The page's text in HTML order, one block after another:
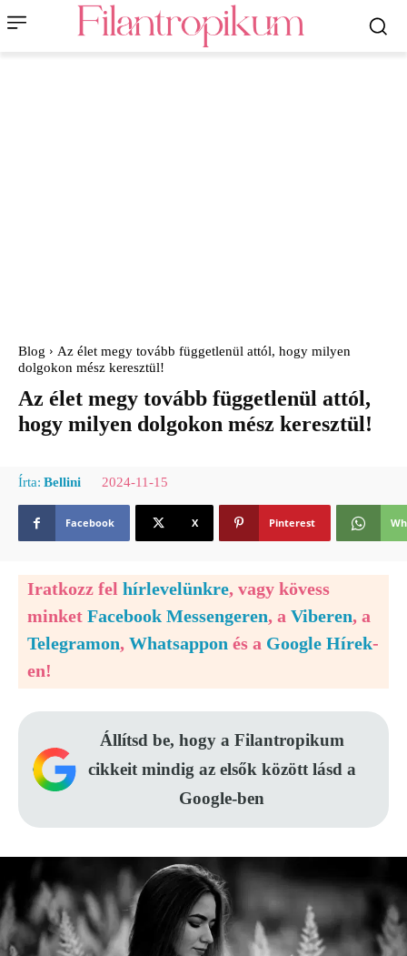
Blog
Az élet megy tovább függetlenül attól, hogy milyen
dolgokon mész keresztül!
Az élet megy tovább függetlenül attól,
hogy milyen dolgokon mész keresztül!
Írta: Bellini 2024-11-15
Facebook X Pinterest
Iratkozz fel hírlevelünkre, vagy kövess
minket Facebook Messengeren, a Viberen, a
Telegramon, Whatsappon és a Google Hírek-
en!
Állítsd be, hogy a Filantropikum
cikkeit mindig az elsők között lásd a
Google-ben